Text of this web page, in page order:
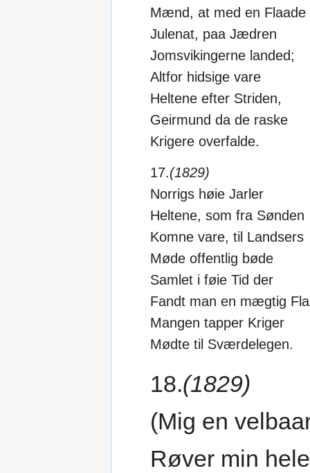
Mænd, at med en Flaade
Julenat, paa Jædren
Jomsvikingerne landed;
Altfor hidsige vare
Heltene efter Striden,
Geirmund da de raske
Krigere overfalde.
17.(1829)
Norrigs høie Jarler
Heltene, som fra Sønden
Komne vare, til Landsers
Møde offentlig bøde
Samlet i føie Tid der
Fandt man en mægtig
Mangen tapper Kriger
Mødte til Sværdelegen.
18.(1829)
(Mig en
Røver min